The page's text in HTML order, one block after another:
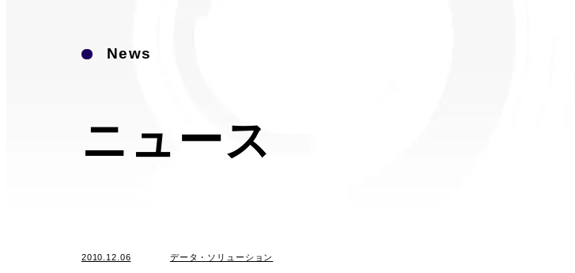
News
ニュース
2010.12.06 データ・ソリューション